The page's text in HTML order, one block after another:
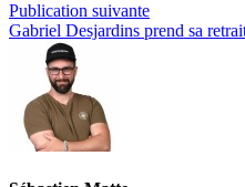
l’article
Publication suivantePublication
suivante :
Gabriel Desjardins prend sa